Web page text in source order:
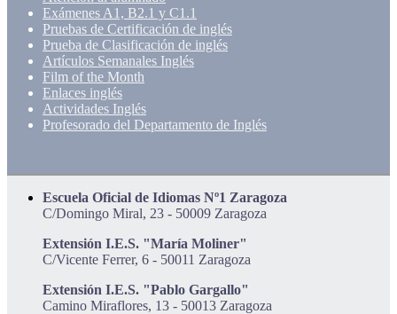
Exámenes A1, B2.1 y C1.1
Pruebas de Certificación de inglés
Prueba de Clasificación de inglés
Artículos Semanales Inglés
Film of the Month
Enlaces inglés
Actividades Inglés
Profesorado del Departamento de Inglés
Escuela Oficial de Idiomas Nº1 Zaragoza
C/Domingo Miral, 23 - 50009 Zaragoza
Extensión I.E.S. "María Moliner"
C/Vicente Ferrer, 6 - 50011 Zaragoza
Extensión I.E.S. "Pablo Gargallo"
Camino Miraflores, 13 - 50013 Zaragoza